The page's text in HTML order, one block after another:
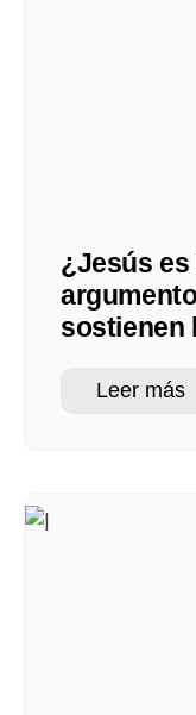
¿Jesús es
sostienen
Leer más